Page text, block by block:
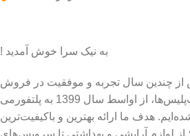
به نیک سرا خوش آمدید !
از چندین سال تجربه و موفقیت در فروش
محصولات در مارکت‌پلیس‌ها، از اواسط سال 1399 به پلتفورمی
هدف ما ارائه بهترین و باکیفیت‌ترین
لوازم آرایشی و بهداشتی تا سرویس‌های